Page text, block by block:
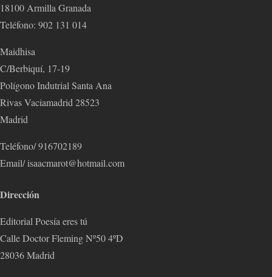
18100 Armilla Granada
Teléfono: 902 131 014
Maidhisa
C/Berbiquí, 17-19
Polígono Indutrial Santa Ana
Rivas Vaciamadrid 28523
Madrid
Teléfono/ 916702189
Email/ isaacmarot@hotmail.com
Dirección
Editorial Poesía eres tú
Calle Doctor Fleming Nº50 4ºD
28036 Madrid